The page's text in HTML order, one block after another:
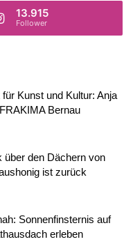
13.915
Follower
Kunst und Kultur: Anja
Bernau
über den Dächern von
ist zurück
Sonnenfinsternis auf
erleben